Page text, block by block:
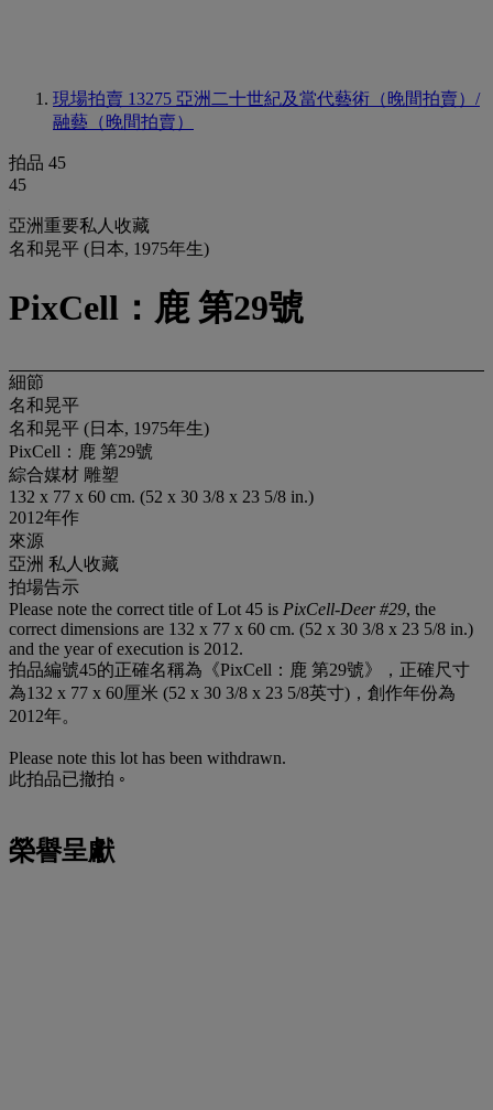
現場拍賣 13275 亞洲二十世紀及當代藝術（晚間拍賣）/
融藝（晚間拍賣）
拍品 45
45
亞洲重要私人收藏
名和晃平 (日本, 1975年生)
PixCell：鹿 第29號
細節
名和晃平
名和晃平 (日本, 1975年生)
PixCell：鹿 第29號
綜合媒材 雕塑
132 x 77 x 60 cm. (52 x 30 3/8 x 23 5/8 in.)
2012年作
來源
亞洲 私人收藏
拍場告示
Please note the correct title of Lot 45 is PixCell-Deer #29, the
correct dimensions are 132 x 77 x 60 cm. (52 x 30 3/8 x 23 5/8 in.)
and the year of execution is 2012.
拍品編號45的正確名稱為《PixCell：鹿 第29號》，正確尺寸
為132 x 77 x 60厘米 (52 x 30 3/8 x 23 5/8英寸)，創作年份為
2012年。
Please note this lot has been withdrawn.
此拍品已撤拍 ◦
榮譽呈獻